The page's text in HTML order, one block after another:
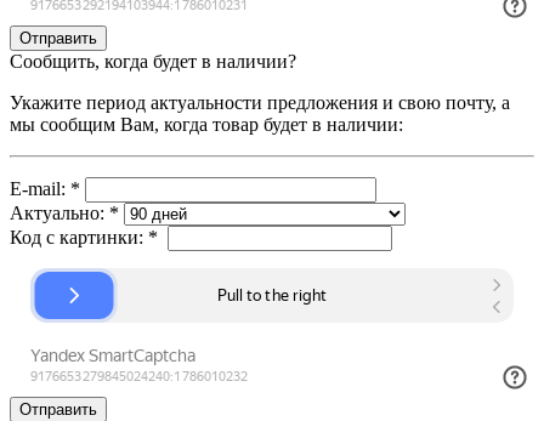
Сообщить, когда будет в наличии?
Укажите период актуальности предложения и свою почту, а
мы сообщим Вам, когда товар будет в наличии:
E-mail: *
Актуально: *
Код с картинки: *